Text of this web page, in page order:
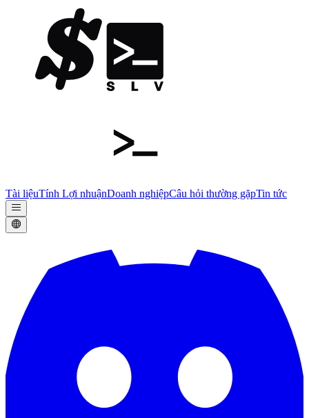
Tài liệuTính Lợi nhuậnDoanh nghiệpCâu hỏi thường gặpTin tức